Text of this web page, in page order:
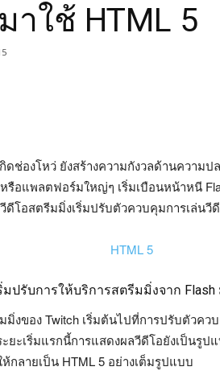
าใช้ HTML 5
ดช่องโหว่ ยังสร้างความกังวลด้านความ
รือแพลตฟอร์มใหญ่ๆ เริ่มเบือนหน้าหนี
ดีโอสตรีมมิ่งเริ่มปรับตัวควบคุมการเล่นวี
มปรับการให้บริการสตรีมมิ่งจาก Flash
งของ Twitch เริ่มต้นไปที่การปรับตัวคว
ะยะเริ่มแรกนี้การแสดงผลวีดีโอยังเป็นรู
กลายเป็น HTML 5 อย่างเต็มรูปแบบ